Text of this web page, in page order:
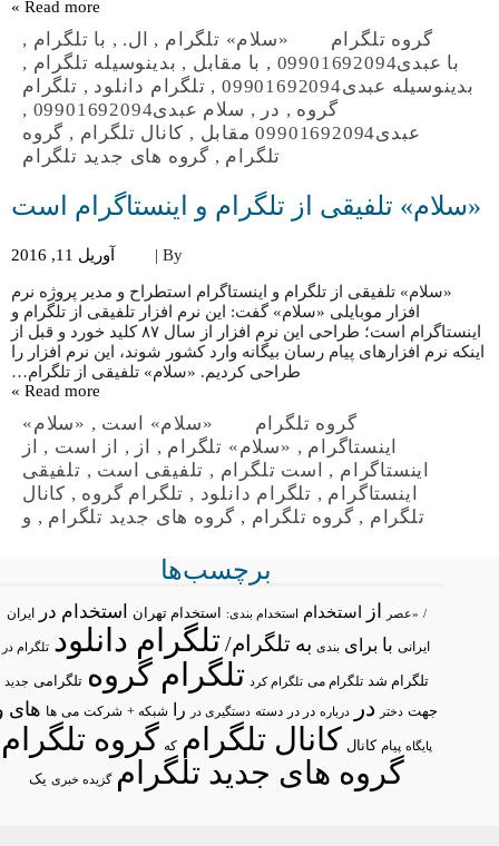
Read more »
گروه تلگرام «سلام» تلگرام , ال. , با تلگرام,
با عبدی09901692094
, با مقابل, بدینوسیله تلگرام,
بدینوسیله عبدی09901692094
, تلگرام دانلود, تلگرام
گروه, در, سلام عبدی09901692094
,
عبدی09901692094 مقابل
, کانال تلگرام, گروه
تلگرام , گروه های جدید تلگرام
«سلام» تلفیقی از تلگرام و اینستاگرام است
By | آوریل 11, 2016
«سلام» تلفیقی از تلگرام و اینستاگرام استطراح و مدیر پروژه نرم
افزار موبایلی «سلام» گفت: این نرم افزار تلفیقی از تلگرام و
اینستاگرام است؛ طراحی این نرم افزار از سال ۸۷ کلید خورد و قبل از
اینکه نرم افزارهای پیام رسان بیگانه وارد کشور شوند، این نرم افزار را
طراحی کردیم. «سلام» تلفیقی از تلگرام…
Read more »
گروه تلگرام «سلام» است, «سلام»
اینستاگرام , «سلام» تلگرام , از , از است, از
اینستاگرام , است تلگرام, تلفیقی است, تلفیقی
اینستاگرام , تلگرام دانلود, تلگرام گروه, کانال
تلگرام, گروه تلگرام, گروه های جدید تلگرام , و
برچسب‌ها
«عصر از استخدام استخدام بندی: استخدام تهران استخدام در ایران
ایرانی با برای بندی بهتلگرام/تلگرام دانلود تلگرام در
تلگرام شد تلگرام می تلگرام کرد تلگرام گروه تلگرامی جدید
جهت دختر در درباره در در دسته دستگیری در را شبکه + شرکت می ها های و
پایگاه پیام کانال کانال تلگرام که گروه تلگرام
گروه های جدید تلگرام گزیده خبری یک